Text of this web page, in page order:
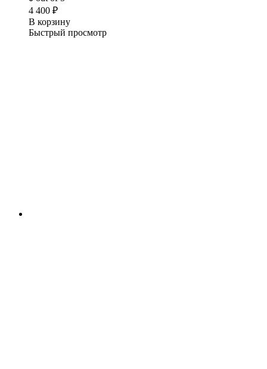
4 400 ₽
В корзину
Быстрый просмотр